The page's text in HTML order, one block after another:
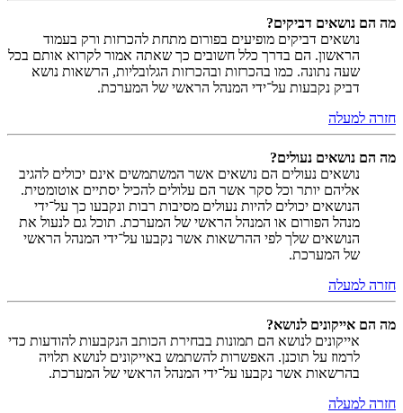
מה הם נושאים דביקים?
נושאים דביקים מופיעים בפורום מתחת להכרזות ורק בעמוד
הראשון. הם בדרך כלל חשובים כך שאתה אמור לקרוא אותם בכל
שעה נתונה. כמו בהכרזות ובהכרזות הגלובליות, הרשאות נושא
דביק נקבעות על־ידי המנהל הראשי של המערכת.
חזרה למעלה
מה הם נושאים נעולים?
נושאים נעולים הם נושאים אשר המשתמשים אינם יכולים להגיב
אליהם יותר וכל סקר אשר הם עלולים להכיל יסתיים אוטומטית.
הנושאים יכולים להיות נעולים מסיבות רבות ונקבעו כך על־ידי
מנהל הפורום או המנהל הראשי של המערכת. תוכל גם לנעול את
הנושאים שלך לפי ההרשאות אשר נקבעו על־ידי המנהל הראשי
של המערכת.
חזרה למעלה
מה הם אייקונים לנושא?
אייקונים לנושא הם תמונות בבחירת הכותב הנקבעות להודעות כדי
לרמוז על תוכנן. האפשרות להשתמש באייקונים לנושא תלויה
בהרשאות אשר נקבעו על־ידי המנהל הראשי של המערכת.
חזרה למעלה